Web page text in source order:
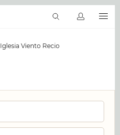
RU
Iglesia Viento Recio